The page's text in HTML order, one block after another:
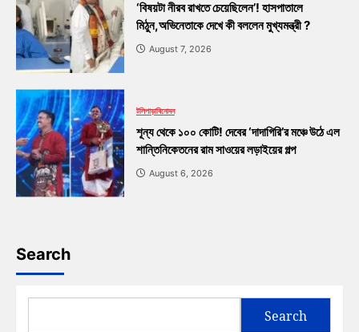
‘বিষয়টা নীরব রাখতে চেয়েছিলেন’! হাসপাতালে
মিঠুন,অভিনেতাকে দেখে কী বললেন মুখ্যমন্ত্রী ?
August 7, 2026
টলিপাড়াবিনোদন
শূন্য থেকে ১০০ কোটি! দেবের ‘দাদাগিরি’র মঞ্চে উঠে এল
শান্তিনিকেতনের রাম সাওয়ের লড়াইয়ের গল্প
August 6, 2026
Search
Search